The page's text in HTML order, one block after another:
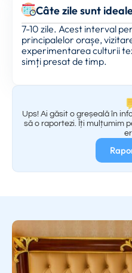
Câte zile sunt
7-10 zile. Acest interval
principalelor orașe,
experimentarea culturii
simți presat de timp.
Ups! Ai găsit o greșeală în
să o raportezi. Îți mulțumim